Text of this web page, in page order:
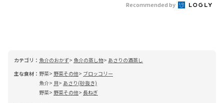
Recommended by
カテゴリ： 魚介のおかず 魚介の蒸し物
あさりの酒蒸し
主な食材： 野菜 野菜その他
ブロッコリー
魚介
貝
あさり(砂抜き)
野菜
野菜その他 長ねぎ